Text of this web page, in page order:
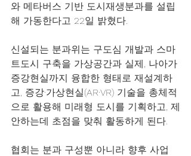
와 메타버스 기반 도시재생분과를 설립
해 가동한다고 22일 밝혔다.
신설되는 분과위는 구도심 개발과 스마
트도시 구축을 가상공간과 실제, 나아가
증강현실까지 융합한 형태로 재설계하
고, 증강·가상현실(AR·VR) 기술을 총체적
으로 활용해 미래형 도시를 기획하고, 제
안하는데 초점을 맞춰 활동하게 된다.
협회는 분과 구성뿐 아니라 향후 사업